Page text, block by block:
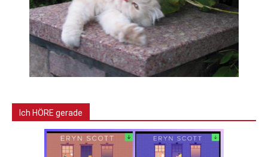
Ich HÖRE gerade